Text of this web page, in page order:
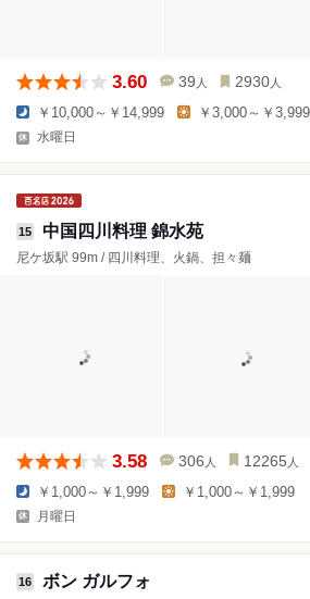
3.60 39 人 2930 人
￥10,000～￥14,999 ￥3,000～￥3,999
水曜日
15 中国四川料理 錦水苑
尼ケ坂駅 99m / 四川料理、火鍋、担々麺
3.58 306 人 12265 人
￥1,000～￥1,999 ￥1,000～￥1,999
月曜日
16 ボン ガルフォ